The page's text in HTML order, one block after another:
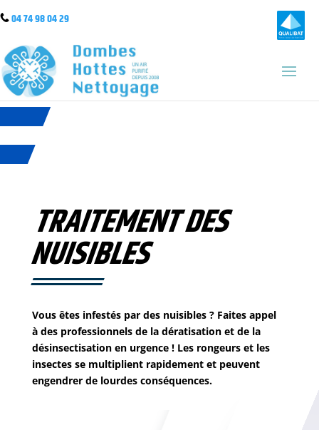
04 74 98 04 29
TRAITEMENT DES
NUISIBLES
Vous êtes infestés par des nuisibles ? Faites appel
à des professionnels de la dératisation et de la
désinsectisation en urgence ! Les rongeurs et les
insectes se multiplient rapidement et peuvent
engendrer de lourdes conséquences.